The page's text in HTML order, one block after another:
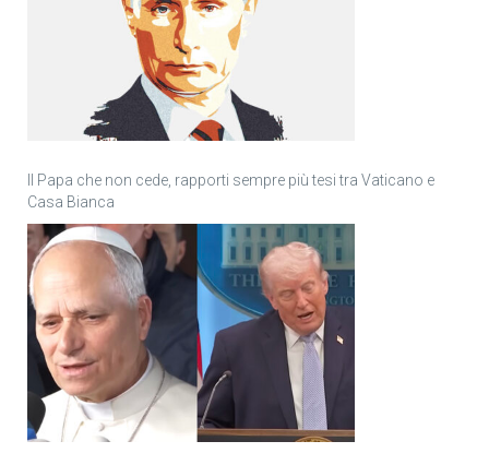
Il Papa che non cede, rapporti sempre più tesi tra Vaticano e
Casa Bianca